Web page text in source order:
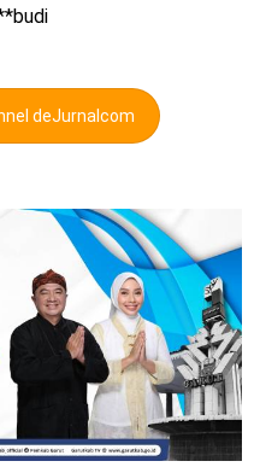
deJurnalcom